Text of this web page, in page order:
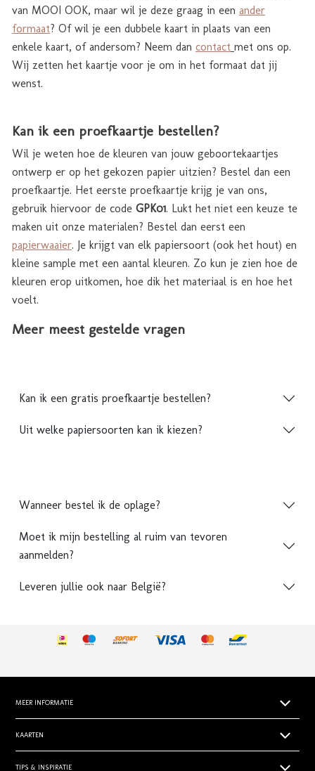
van MOOI OOK, maar wil je deze graag in een ander
formaat? Of wil je een dubbele kaart in plaats van een
enkele kaart, of andersom? Neem dan contact met ons op.
Wij zetten het kaartje voor je om in het formaat dat jij
wenst.
Kan ik een proefkaartje bestellen?
Wil je weten hoe de kleuren van jouw geboortekaartjes
ontwerp er op het gekozen papier uitzien? Bestel dan een
proefkaartje. Het eerste proefkaartje krijg je van ons,
gebruik hiervoor de code GPK01. Lukt het niet een keuze te
maken uit onze materialen? Bestel dan eerst een
papierwaaier. Je krijgt van elk papiersoort (ook het hout) en
kleine sample met een aantal kleuren. Zo kun je zien hoe de
kleuren erop uitkomen, hoe dik het materiaal is en hoe het
voelt.
Meer meest gestelde vragen
Kan ik een gratis proefkaartje bestellen?
Uit welke papiersoorten kan ik kiezen?
Wanneer bestel ik de oplage?
Moet ik mijn bestelling al ruim van tevoren
aanmelden?
Leveren jullie ook naar België?
MEER INFORMATIE
Papiersoorten
Levertijden
KAARTEN
Geboortekaartjes
TIPS & INSPIRATIE